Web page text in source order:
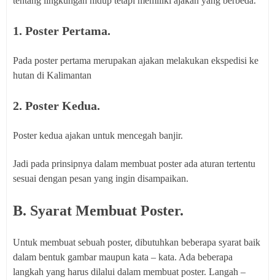
1. Poster Pertama.
Pada poster pertama merupakan ajakan melakukan ekspedisi ke
hutan di Kalimantan
2. Poster Kedua.
Poster kedua ajakan untuk mencegah banjir.
Jadi pada prinsipnya dalam membuat poster ada aturan tertentu
sesuai dengan pesan yang ingin disampaikan.
B. Syarat Membuat Poster.
Untuk membuat sebuah poster, dibutuhkan beberapa syarat baik
dalam bentuk gambar maupun kata – kata. Ada beberapa
langkah yang harus dilalui dalam membuat poster. Langah –